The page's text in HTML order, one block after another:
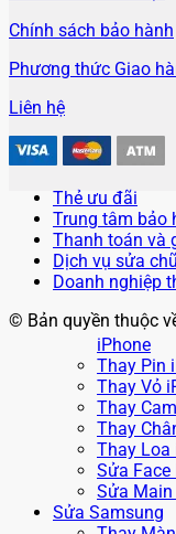
Chính sách bảo hành
Phương thức Giao
Liên hệ
Thẻ ưu đãi
Trung tâm bảo
Thanh toán và
Dịch vụ sửa
Doanh nghiệp
© Bản quyền thuộc
iPhone
Thay Pin
Thay Vỏ
Thay
Thay
Thay Loa
Sửa Face
Sửa Main
Sửa Samsung